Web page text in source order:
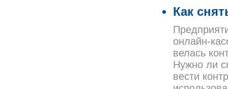
Как
онлайн-
велась
Нужно ли
вести